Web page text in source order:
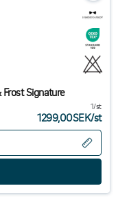
Signature
1/st
1299,00SEK/st